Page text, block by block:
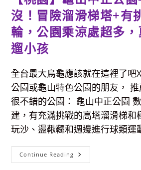
沒！冒險溜滑梯塔+有
輪，公園乘涼處超多
遛小孩
全台最大烏龜應該就在這裡了吧
公園或龜山特色公園的朋友，
很不錯的公園： 龜山中正公園
建，有充滿挑戰的高塔溜滑梯和
玩沙、盪鞦韆和週邊進行球類運
Continue Reading 【桃
園】